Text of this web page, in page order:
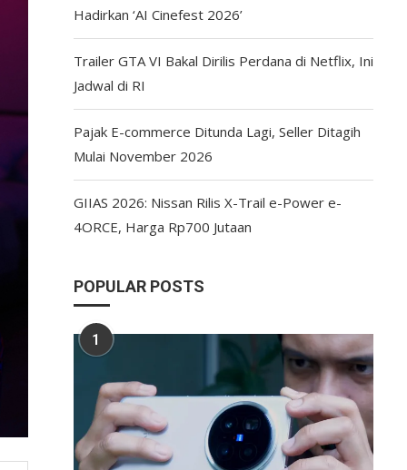
Hadirkan ‘AI Cinefest 2026’
Trailer GTA VI Bakal Dirilis Perdana di Netflix, Ini
Jadwal di RI
Pajak E-commerce Ditunda Lagi, Seller Ditagih
Mulai November 2026
GIIAS 2026: Nissan Rilis X-Trail e-Power e-
4ORCE, Harga Rp700 Jutaan
POPULAR POSTS
1